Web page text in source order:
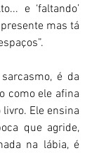
e ‘faltando’
mas tá
é da
como ele afina
Ele ensina
que agride,
na lábia, é